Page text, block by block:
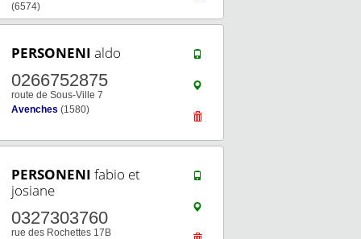
(6574)
PERSONENI aldo
0266752875
route de Sous-Ville 7
Avenches (1580)
PERSONENI fabio et
josiane
0327303760
rue des Rochettes 17B